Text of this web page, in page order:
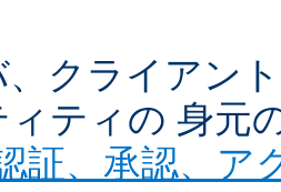
、クライアン
ィティの 身元
証、承認、ア